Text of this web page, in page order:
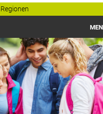
Regionen